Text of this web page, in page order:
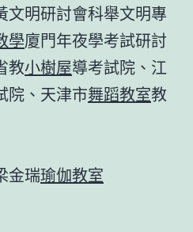
文明研討會科舉文明專
學廈門年夜學考試研討
教小樹屋導考試院、江
院、天津市舞蹈教室教
金瑞瑜伽教室